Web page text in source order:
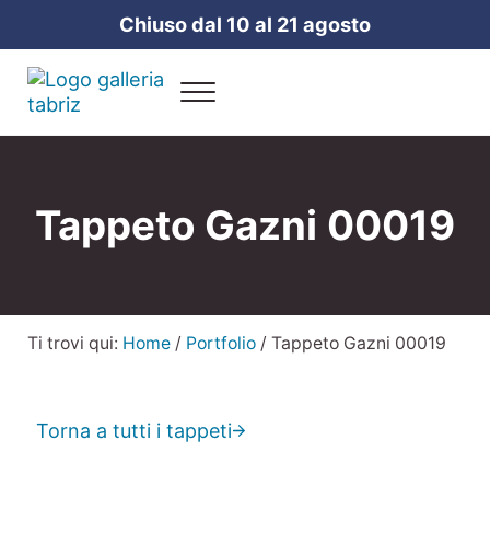
Passa al contenuto principale
Skip to header right navigation
Skip to site footerChiuso dal 10 al 21 agosto
Galleria Tabriz
Menu
Tappeto Gazni 00019
Ti trovi qui: Home / Portfolio /Tappeto Gazni 00019
Torna a tutti i tappeti